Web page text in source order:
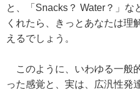
と、「Snacks？ Water？」な
くれたら、きっとあなたは理
えるでしょう。
このように、いわゆる一般
った感覚と、実は、広汎性発